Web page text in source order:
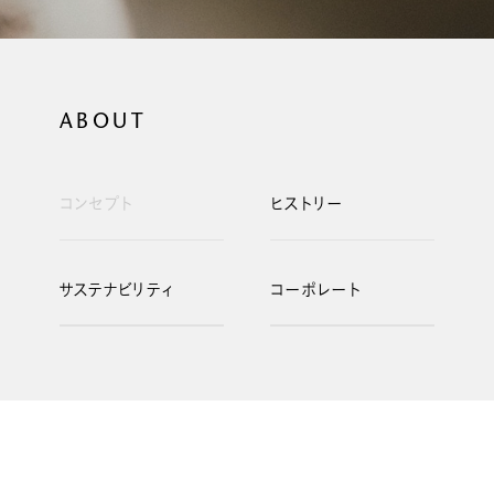
ABOUT
コンセプト ヒストリー
サステナビリティ コーポレート